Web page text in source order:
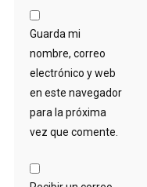
Guarda mi
nombre, correo
electrónico y web
en este navegador
para la próxima
vez que comente.